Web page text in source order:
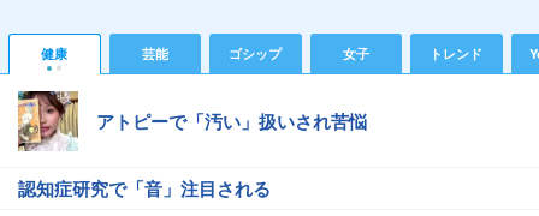
健康 芸能 ゴシップ 女子 トレンド
アトピーで「汚い」扱いされ苦悩
認知症研究で「音」注目される